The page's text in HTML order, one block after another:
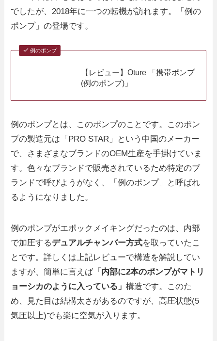
でしたが、2018年に一つの転機が訪れます。「例の
ポンプ」の登場です。
例のポンプ
【レビュー】Oture 「携帯ポンプ
(例のポンプ)」
例のポンプとは、このポンプのことです。このポン
プの製造元は「PRO STAR」という中国のメーカー
で、さまざまなブランドのOEM生産を手掛けていま
す。色々なブランドで販売されているため特定のブ
ランドで呼びようがなく、「例のポンプ」と呼ばれ
るようになりました。
例のポンプがエポックメイキングだったのは、内部
で加圧するデュアルチャンバー方式を取っていたこ
とです。詳しくは上記レビューで構造を解説してい
ますが、簡単に言えば「内部に2本のポンプがマトリ
ョーシカのように入っている」構造です。このた
め、見た目は結構太さがあるのですが、高圧状態(5
気圧以上)でも楽に空気が入ります。